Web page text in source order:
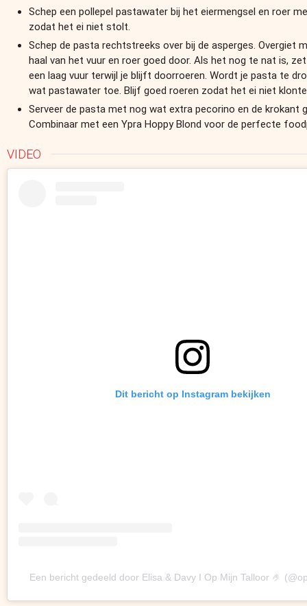
Schep een pollepel pastawater bij het eiermengsel en roer
zodat het ei niet stolt.
Schep de pasta rechtstreeks over bij de asperges. Overgiet
haal van het vuur en roer goed door. Als het nog te nat is,
een laag vuur terwijl je blijft doorroeren. Wordt je pasta te
wat pastawater toe. Blijf goed roeren zodat het ei niet
Serveer de pasta met nog wat extra pecorino en de krokant
Combinaar met een Ypra Hoppy Blond voor de perfecte
VIDEO
Dit bericht op Instagram bekijken
Een bericht gedeeld door Elisa & Davy I Op Mijn Talloor 🤌